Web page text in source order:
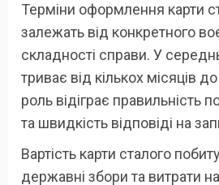
Терміни оформлення карти
залежать від конкретного
складності справи. У
триває від кількох місяців
роль відіграє правильність
та швидкість відповіді на
Вартість карти сталого
державні збори та витрати